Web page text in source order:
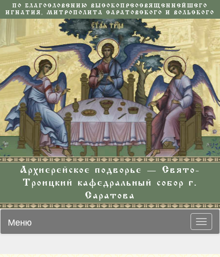
ПО БЛАГОСЛОВЕНИЮ ВЫСОКОПРЕОСВЯЩЕННЕЙШЕГО
ИГНАТИЯ, МИТРОПОЛИТА САРАТОВСКОГО И ВОЛЬСКОГО
Архиерейское подворье — Свято-
Троицкий кафедральный собор г.
Саратова
Меню